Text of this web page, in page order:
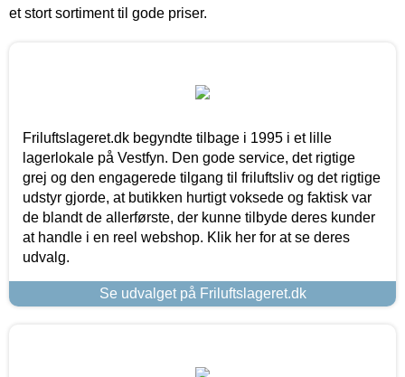
et stort sortiment til gode priser.
Friluftslageret.dk begyndte tilbage i 1995 i et lille
lagerlokale på Vestfyn. Den gode service, det rigtige
grej og den engagerede tilgang til friluftsliv og det rigtige
udstyr gjorde, at butikken hurtigt voksede og faktisk var
de blandt de allerførste, der kunne tilbyde deres kunder
at handle i en reel webshop. Klik her for at se deres
udvalg.
Se udvalget på Friluftslageret.dk